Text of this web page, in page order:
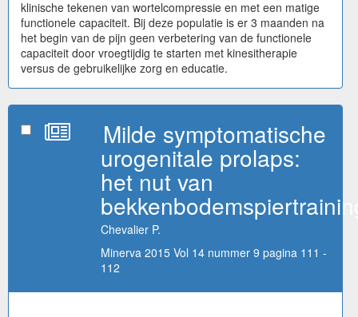
klinische tekenen van wortelcompressie en met een matige
functionele capaciteit. Bij deze populatie is er 3 maanden na
het begin van de pijn geen verbetering van de functionele
capaciteit door vroegtijdig te starten met kinesitherapie
versus de gebruikelijke zorg en educatie.
Milde symptomatische
urogenitale prolaps:
het nut van
Chevalier P.
Minerva 2015 Vol 14 nummer 9 pagina 111 -
112